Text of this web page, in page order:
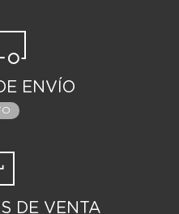
ENVÍO
DE VENTA